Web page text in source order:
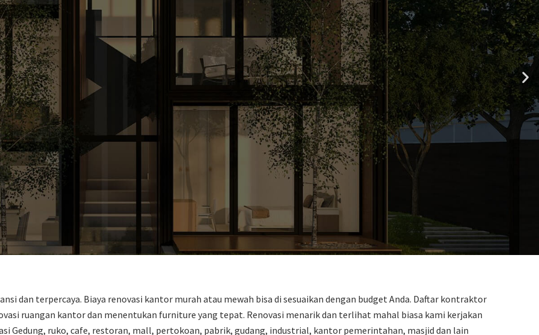
dan terpercaya. Biaya renovasi kantor murah atau mewah bisa di sesuaikan dengan budget Anda. Daftar kontraktor
ruangan kantor dan menentukan furniture yang tepat. Renovasi menarik dan terlihat mahal biasa kami kerjakan
Gedung, ruko, cafe, restoran, mall, pertokoan, pabrik, gudang, industrial, kantor pemerintahan, masjid dan lain